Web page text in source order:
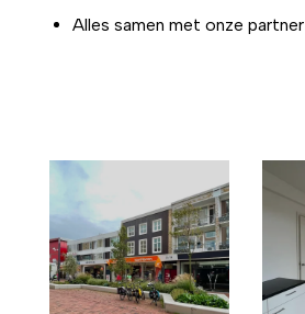
Alles samen met onze partner